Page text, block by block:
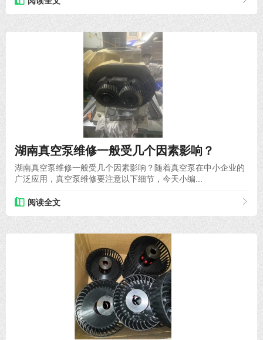
湖南真空泵维修一般受几个因素影响？
湖南真空泵维修一般受几个因素影响？随着真空泵在中小企业的
广泛应用，真空泵维修要注意以下细节，今天小编...
阅读全文